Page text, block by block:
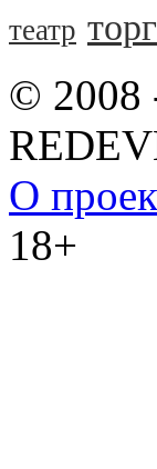
театр
© 2008
О
18+